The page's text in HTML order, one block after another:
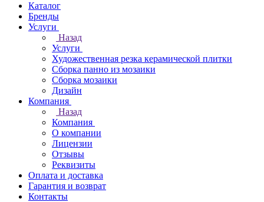
Каталог
Бренды
Услуги
Назад
Услуги
Художественная резка керамической плитки
Сборка панно из мозаики
Сборка мозаики
Дизайн
Компания
Назад
Компания
О компании
Лицензии
Отзывы
Реквизиты
Оплата и доставка
Гарантия и возврат
Контакты